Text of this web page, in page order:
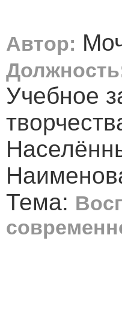
Автор:
Учебное
Тема: